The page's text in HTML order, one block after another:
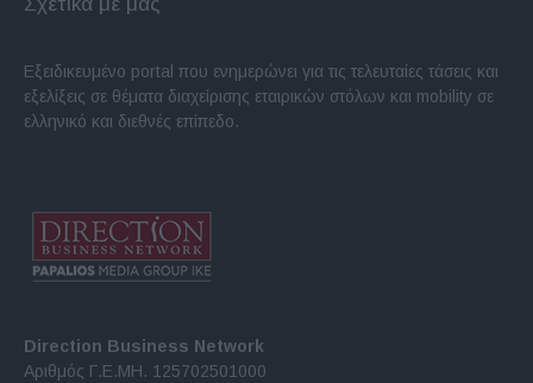
Εξειδικευμένο portal που ενημερώνει για τις τελευταίες τάσεις και
εξελίξεις σε θέματα διαχείρισης εταιρικών στόλων και mobility σε
ελληνικό και διεθνές επίπεδο.
Direction Business Network
Αριθμός Γ.Ε.ΜΗ. 125702501000